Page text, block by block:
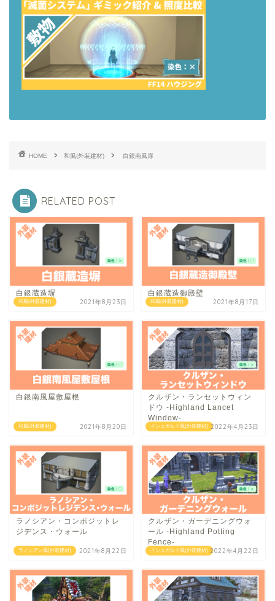
HOME 和風(外装建材) 白銀南風扉
RELATED POST
和風(外装建材)
白銀蔵造塀
2021年8月23日 和風(外装建材)
白銀蔵造御殿壁
2021年8月17日
和風(外装建材)
白銀南風屋敷屋根
2021年8月20日 イシュガルド風(外装建材)
クルザン・ランセットウィン
ドウ -Highland Lancet
Window-
2022年4月23日
ラノシアン風(外装建材)
ラノシアン・コンポジットレ
ジデンス・ウォール
2021年8月22日 イシュガルド風(外装建材)
クルザン・ガーデニングウォ
ール -Highland Potting
Fence-
2022年4月22日